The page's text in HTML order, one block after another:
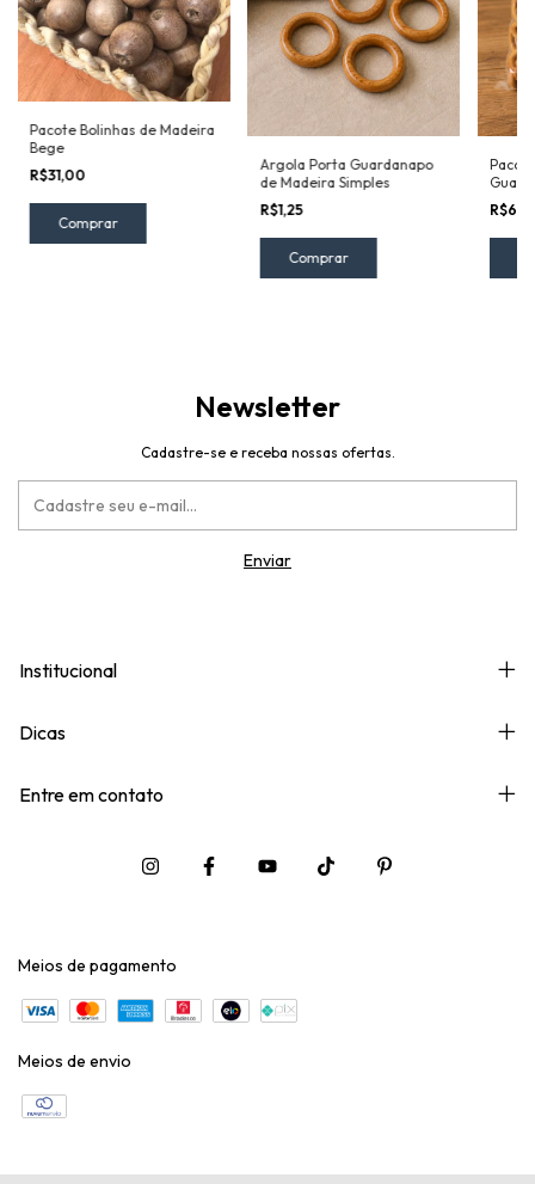
Pacote Bolinhas de Madeira
Bege
R$31,00
Comprar
Argola Porta Guardanapo
de Madeira Simples
R$1,25
Newsletter
Cadastre-se e receba nossas ofertas.
Institucional
Dicas
Entre em contato
Meios de pagamento
Meios de envio